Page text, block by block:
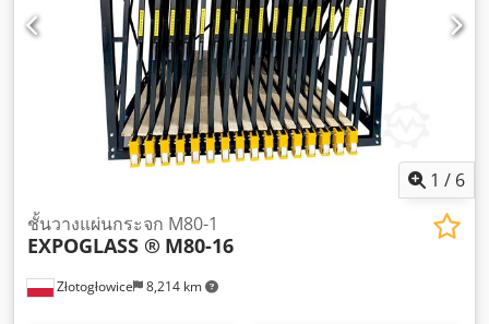
1 / 6
Złotogłowice 8,214 km
ชั้นวางแผ่นกระจก M80-1
EXPOGLASS ® M80-16